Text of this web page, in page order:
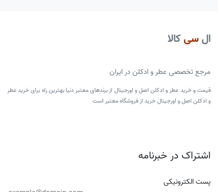
ال سی کالا
مرجع تخصصی عطر و ادکلن در ایران
قیمت و خرید عطر و ادکلن اصل و اورجینال از برندهای معتبر دنیا بهترین راه برای خرید عطر
و ادکلن اصل و اورجینال خرید از فروشگاه معتبر است
اشتراک در خبرنامه
پست الکترونیکی